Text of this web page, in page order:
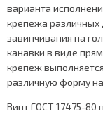
варианта
крепежа различных
завинчивания на
канавки в виде
крепеж
различную форму
Винт ГОСТ 17475-80